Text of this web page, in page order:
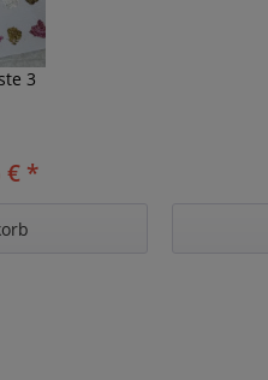
3
€ *